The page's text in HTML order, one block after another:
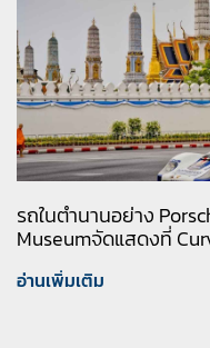
รถในตำนานอย่าง
Museumจัดแสดงที่
อ่านเพิ่มเติม